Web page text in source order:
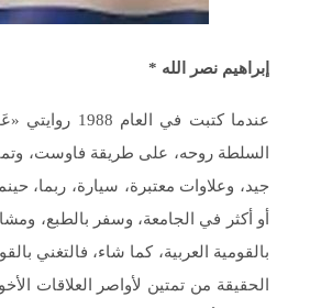
إبراهيم نصر الله *
عندما كتبت
السلطة روحه، على طريقة فاوست،
جيد، وعلاوات معتبرة، سيارة، ربما،
أو أكثر في الجامعة، وسفر بالطبع،
بالقومية العربية، كما شاء، فالتغني
الحقيقة من تمتين لأواصر العلاقات